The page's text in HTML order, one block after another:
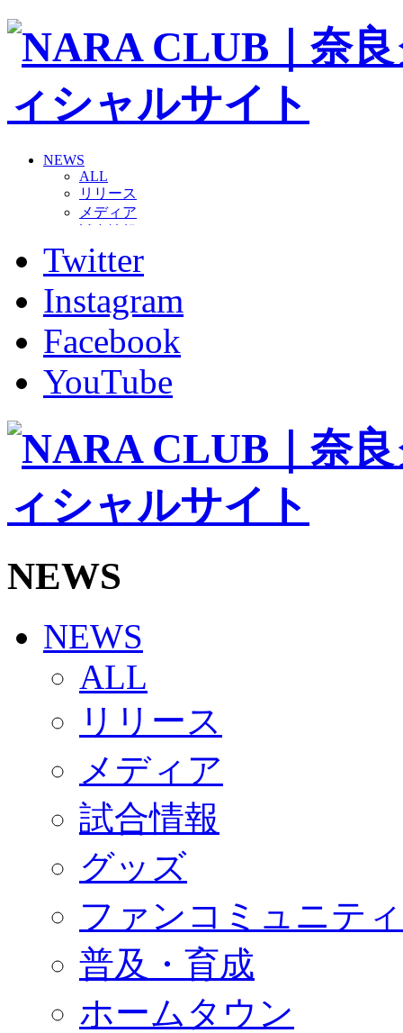
NEWS
ALL
リリース
メディア
グッズ
ファンコミュニティ
ホームタウン
コラム
その他
TEAM
2026/27トップチーム
2026/27トップチームスタッフ
バモス
チアダンススクール
ボランティアチーム「volundeer」
ビクトリーロード
HOMEGAME
観戦ルール＆マナー
Jリーグ運営管理規定
写真・動画使用ガイドライン
SCHEDULE
2026/27
練習見学時のファンサービスについて
TICKET
奈良クラブ明治安田J3リーグ2026/27シーズン試
奈良クラブ明治安田Ｊ3リーグ 2026/27シーズン「
観戦ルール＆マナー
2026/27ファンコミュニティ
サポートショップ
GOODS
オフィシャルストア（実店舗）
オンラインストア
ACADEMY
アカデミーについて
コーチ&スタッフ
ジュニア
ジュニアユース
ユース
練習拠点（ナラディーア）
SCHOOL
CLUB
Twitter
Instagram
Facebook
YouTube
NEWS
NEWS
ALL
リリース
メディア
試合情報
グッズ
ファンコミュニティ
普及・育成
ホームタウン